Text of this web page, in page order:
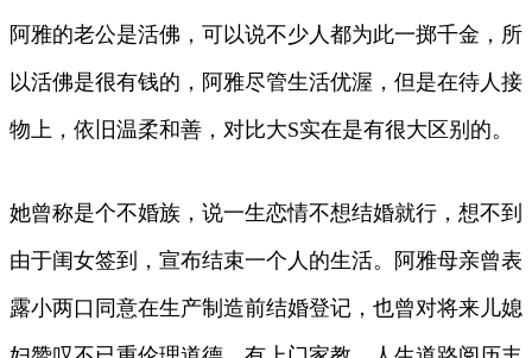
阿雅的老公是活佛，可以说不少人都为此一掷千金，所
以活佛是很有钱的，阿雅尽管生活优渥，但是在待人接
物上，依旧温柔和善，对比大S实在是有很大区别的。
她曾称是个不婚族，说一生恋情不想结婚就行，想不到
由于闺女签到，宣布结束一个人的生活。阿雅母亲曾表
露小两口同意在生产制造前结婚登记，也曾对将来儿媳